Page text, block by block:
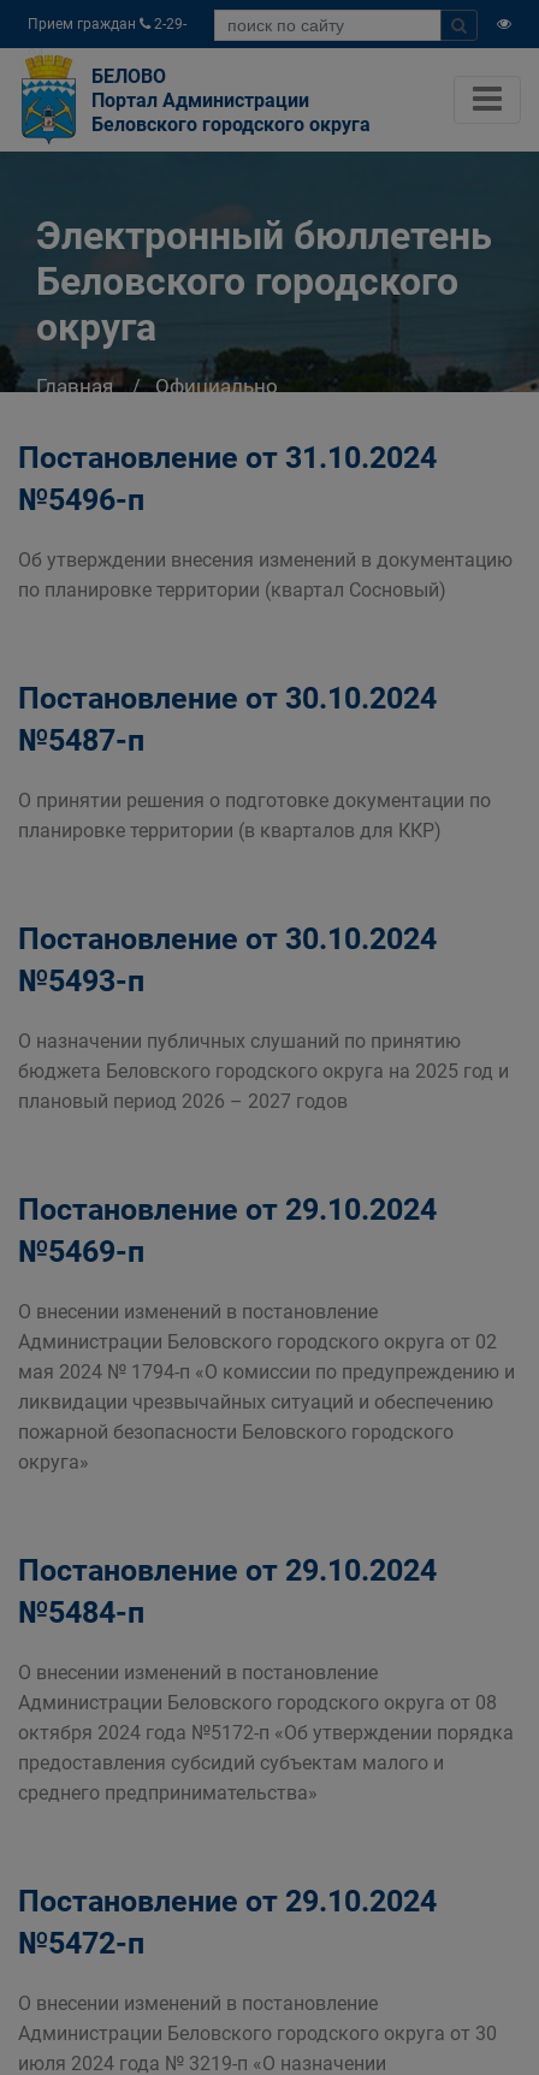
Прием граждан
2-29-
04
БЕЛОВО
Портал Администрации
Беловского городского округа
Электронный бюллетень
Беловского городского
округа
Главная
Официально
Постановление от 31.10.2024
№5496-п
Об утверждении внесения изменений в документацию
по планировке территории (квартал Сосновый)
Постановление от 30.10.2024
№5487-п
О принятии решения о подготовке документации по
планировке территории (в кварталов для ККР)
Постановление от 30.10.2024
№5493-п
О назначении публичных слушаний по принятию
бюджета Беловского городского округа на 2025 год и
плановый период 2026 – 2027 годов
Постановление от 29.10.2024
№5469-п
О внесении изменений в постановление
Администрации Беловского городского округа от 02
мая 2024 № 1794-п «О комиссии по предупреждению и
ликвидации чрезвычайных ситуаций и обеспечению
пожарной безопасности Беловского городского
округа»
Постановление от 29.10.2024
№5484-п
О внесении изменений в постановление
Администрации Беловского городского округа от 08
октября 2024 года №5172-п «Об утверждении порядка
предоставления субсидий субъектам малого и
среднего предпринимательства»
Постановление от 29.10.2024
№5472-п
О внесении изменений в постановление
Администрации Беловского городского округа от 30
июля 2024 года № 3219-п «О назначении